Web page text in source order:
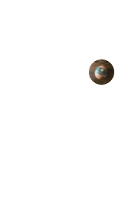
25:18